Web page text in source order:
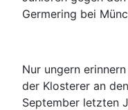
Germering bei
Nur ungern
der Klosterer an
September letzten